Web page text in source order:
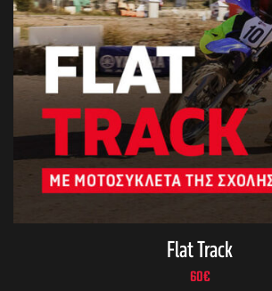
Flat Track
60€